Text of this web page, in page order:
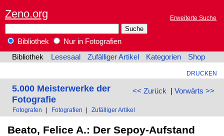
Zeno.org Erweiterte Suche
Bibliothek
Nur in Fotografien
Bibliothek
Lesesaal Zufälliger Artikel Kategorien Shop
DRUCKEN
<< Zurück | Vorwärts >>
5.000 Meisterwerke der
Fotografie
Fotografen Fotografien Zufälliger Artikel
Beato, Felice A.: Der Sepoy-Aufstand